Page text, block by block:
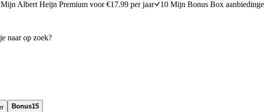
Mijn Albert Heijn Premium voor €17.99 per jaar 10 Mijn Bonus Box
Bonus15